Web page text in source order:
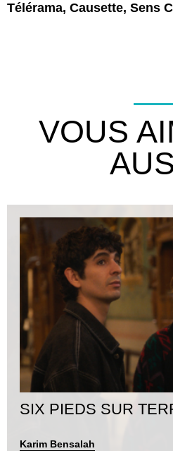
Télérama, Causette, Sens
VOUS
SIX PIEDS SUR
Karim Bensalah